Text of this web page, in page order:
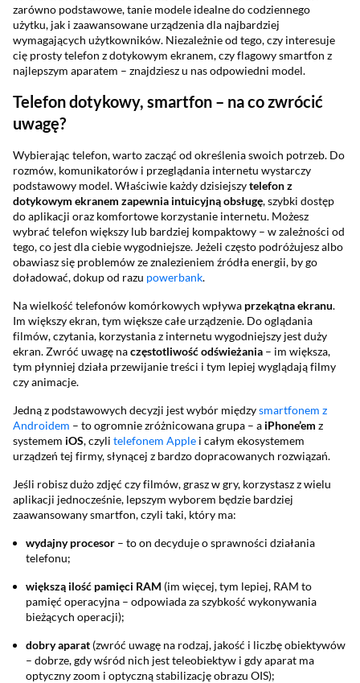
zarówno podstawowe, tanie modele idealne do codziennego
użytku, jak i zaawansowane urządzenia dla najbardziej
wymagających użytkowników. Niezależnie od tego, czy interesuje
cię prosty telefon z dotykowym ekranem, czy flagowy smartfon z
najlepszym aparatem – znajdziesz u nas odpowiedni model.
Telefon dotykowy, smartfon – na co zwrócić
uwagę?
Wybierając telefon, warto zacząć od określenia swoich potrzeb. Do
rozmów, komunikatorów i przeglądania internetu wystarczy
podstawowy model. Właściwie każdy dzisiejszytelefon z
dotykowym ekranem zapewnia intuicyjną obsługę, szybki dostęp
do aplikacji oraz komfortowe korzystanie internetu. Możesz
wybrać telefon większy lub bardziej kompaktowy – w zależności od
tego, co jest dla ciebie wygodniejsze. Jeżeli często podróżujesz albo
obawiasz się problemów ze znalezieniem źródła energii, by go
doładować, dokup od razu powerbank.
Na wielkość telefonów komórkowych wpływa przekątna ekranu.
Im większy ekran, tym większe całe urządzenie. Do oglądania
filmów, czytania, korzystania z internetu wygodniejszy jest duży
ekran. Zwróć uwagę naczęstotliwość odświeżania – im większa,
tym płynniej działa przewijanie treści i tym lepiej wyglądają filmy
czy animacje.
Jedną z podstawowych decyzji jest wybór międzysmartfonem z
Androidem – to ogromnie zróżnicowana grupa – a iPhone’em z
systemem iOS, czyli telefonem Apple i całym ekosystemem
urządzeń tej firmy, słynącej z bardzo dopracowanych rozwiązań.
Jeśli robisz dużo zdjęć czy filmów, grasz w gry, korzystasz z wielu
aplikacji jednocześnie, lepszym wyborem będzie bardziej
zaawansowany smartfon, czyli taki, który ma:
wydajny procesor – to on decyduje o sprawności działania
telefonu;
większą ilość pamięci RAM (im więcej, tym lepiej, RAM to
pamięć operacyjna – odpowiada za szybkość wykonywania
bieżących operacji);
dobry aparat (zwróć uwagę na rodzaj, jakość i liczbę obiektywów
– dobrze, gdy wśród nich jest teleobiektyw i gdy aparat ma
optyczny zoom i optyczną stabilizację obrazu OIS);